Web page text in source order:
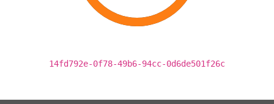
14fd792e-0f78-49b6-94cc-0d6de501f26c